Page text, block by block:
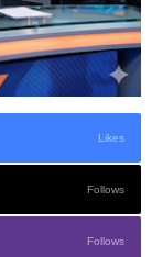
Likes
Follows
Follows